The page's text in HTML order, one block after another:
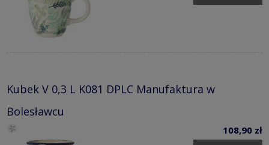
Kubek V 0,3 L K081 DPLC Manufaktura w
Bolesławcu
108,90 zł